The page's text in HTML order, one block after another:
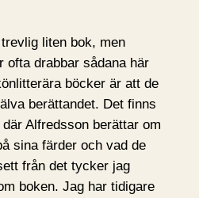
liten bok, men
ofta drabbar sådana här
böcker är att de
berättandet. Det finns
Alfredsson berättar om
sina färder och vad de
från det tycker jag
boken. Jag har tidigare